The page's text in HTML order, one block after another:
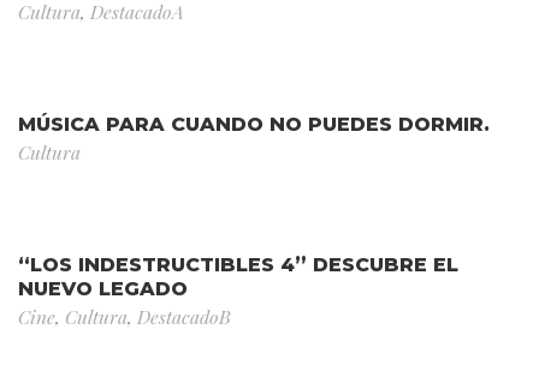
Cultura, DestacadoA
MÚSICA PARA CUANDO NO PUEDES DORMIR.
Cultura
“LOS INDESTRUCTIBLES 4” DESCUBRE EL
NUEVO LEGADO
Cine, Cultura, DestacadoB